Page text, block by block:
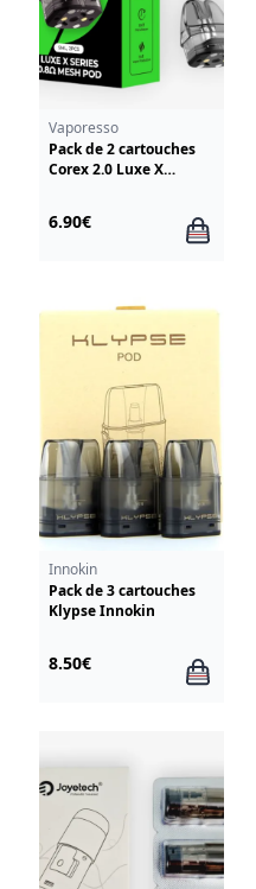
Vaporesso
Pack de 2 cartouches
Corex 2.0 Luxe X
6.90€
Innokin
Pack de 3 cartouches
Klypse Innokin
8.50€